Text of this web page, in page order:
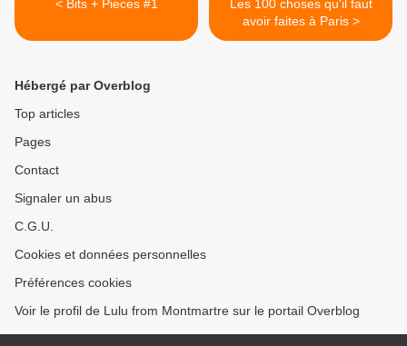
< Bits + Pieces #1
Les 100 choses qu'il faut
avoir faites à Paris >
Hébergé par Overblog
Top articles
Pages
Contact
Signaler un abus
C.G.U.
Cookies et données personnelles
Préférences cookies
Voir le profil de Lulu from Montmartre sur le portail Overblog